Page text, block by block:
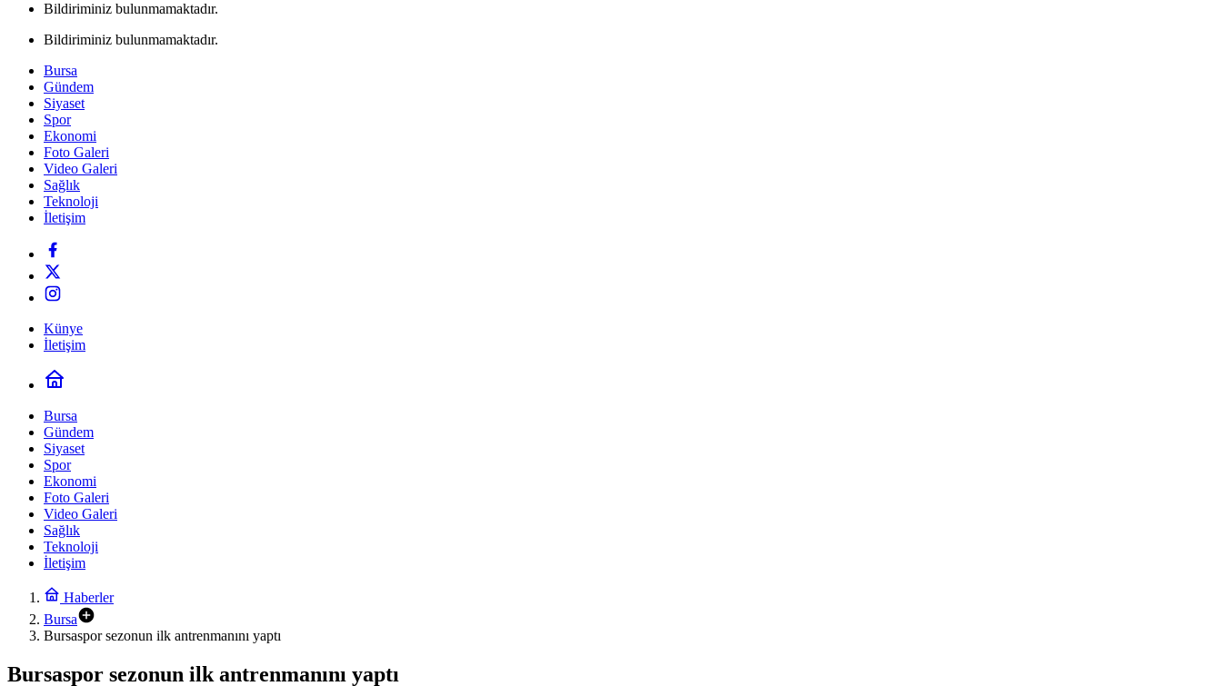
Bildiriminiz bulunmamaktadır.
Bildiriminiz bulunmamaktadır.
Bursa
Gündem
Siyaset
Spor
Ekonomi
Foto Galeri
Video Galeri
Sağlık
Teknoloji
İletişim
Künye
İletişim
Bursa
Gündem
Siyaset
Spor
Ekonomi
Foto Galeri
Video Galeri
Sağlık
Teknoloji
İletişim
Haberler
Bursa
Bursaspor sezonun ilk antrenmanını yaptı
Bursaspor sezonun ilk antrenmanını yaptı